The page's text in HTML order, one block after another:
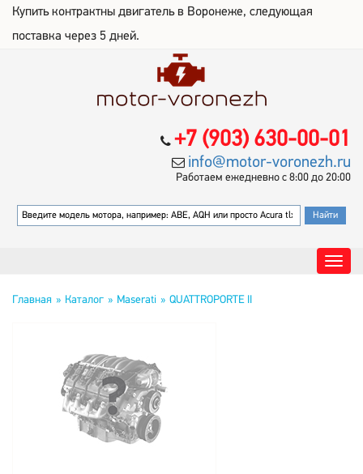
Купить контрактны двигатель в Воронеже, следующая
поставка через 5 дней.
+7 (903) 630-00-01
info@motor-voronezh.ru
Работаем ежедневно с 8:00 до 20:00
Главная Каталог Maserati QUATTROPORTE II